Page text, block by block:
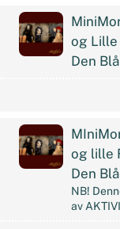
og
Den
og lille
Den
NB!
av